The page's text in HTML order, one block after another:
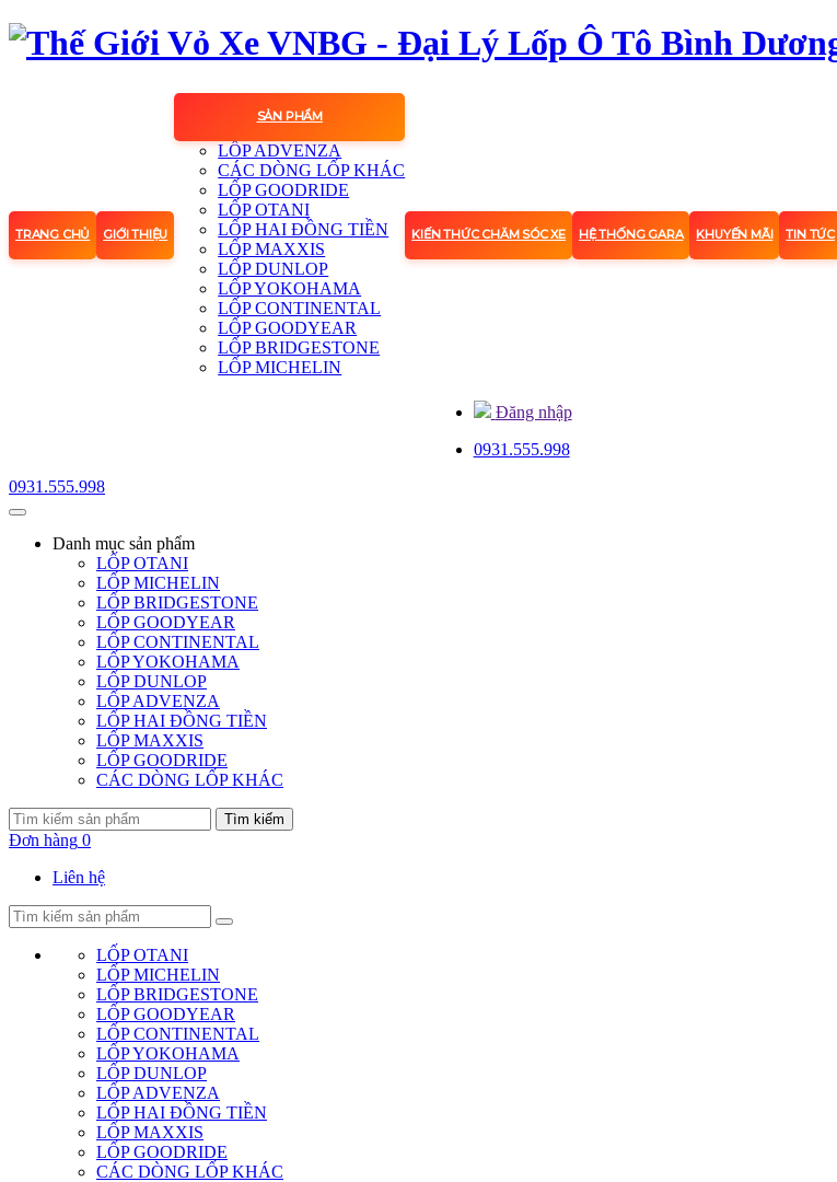
TRANG CHỦ GIỚI THIỆU
SẢN PHẨM
LỐP ADVENZA
CÁC DÒNG LỐP KHÁC
LỐP GOODRIDE
LỐP OTANI
LỐP HAI ĐỒNG TIỀN
LỐP MAXXIS
LỐP DUNLOP
LỐP YOKOHAMA
LỐP CONTINENTAL
LỐP GOODYEAR
LỐP BRIDGESTONE
LỐP MICHELIN
KIẾN THỨC CHĂM SÓC XE HỆ THỐNG GARA KHUYẾN MÃI TIN TỨC
Đăng nhập
0931.555.998
0931.555.998
Danh mục sản phẩm
LỐP OTANI
LỐP MICHELIN
LỐP BRIDGESTONE
LỐP GOODYEAR
LỐP CONTINENTAL
LỐP YOKOHAMA
LỐP DUNLOP
LỐP ADVENZA
LỐP HAI ĐỒNG TIỀN
LỐP MAXXIS
LỐP GOODRIDE
CÁC DÒNG LỐP KHÁC
Tìm kiếm
Đơn hàng 0
Liên hệ
LỐP OTANI
LỐP MICHELIN
LỐP BRIDGESTONE
LỐP GOODYEAR
LỐP CONTINENTAL
LỐP YOKOHAMA
LỐP DUNLOP
LỐP ADVENZA
LỐP HAI ĐỒNG TIỀN
LỐP MAXXIS
LỐP GOODRIDE
CÁC DÒNG LỐP KHÁC